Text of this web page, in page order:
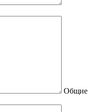
Общие